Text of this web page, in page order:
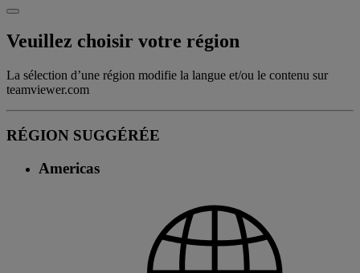
Veuillez choisir votre région
La sélection d’une région modifie la langue et/ou le contenu sur
teamviewer.com
RÉGION SUGGÉRÉE
Americas